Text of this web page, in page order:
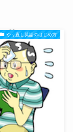
やり直し英語のはじめ方